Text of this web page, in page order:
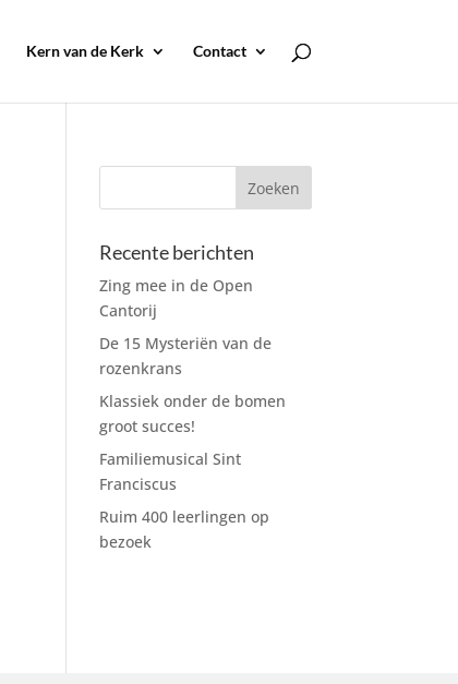
Kern van de Kerk Contact
Recente berichten
Zing mee in de Open
Cantorij
De 15 Mysteriën van de
rozenkrans
Klassiek onder de bomen
groot succes!
Familiemusical Sint
Franciscus
Ruim 400 leerlingen op
bezoek